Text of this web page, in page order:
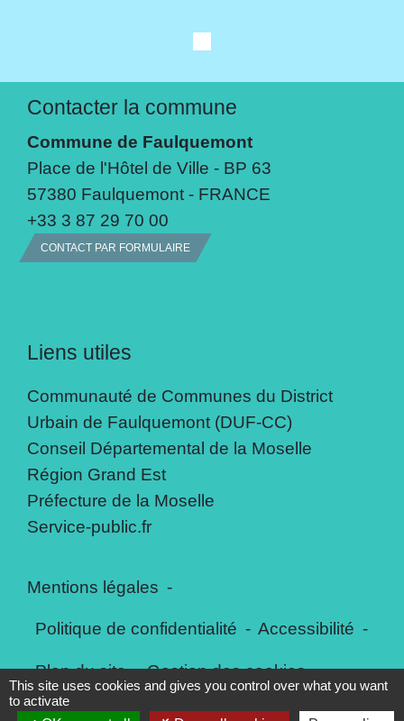
Contacter la commune
Commune de Faulquemont
Place de l'Hôtel de Ville - BP 63
57380 Faulquemont - FRANCE
+33 3 87 29 70 00
CONTACT PAR FORMULAIRE
Liens utiles
Communauté de Communes du District
Urbain de Faulquemont (DUF-CC)
Conseil Départemental de la Moselle
Région Grand Est
Préfecture de la Moselle
Service-public.fr
Mentions légales -
Politique de confidentialité - Accessibilité -
Plan du site - Gestion des cookies
This site uses cookies and gives you control over what you want
to activate